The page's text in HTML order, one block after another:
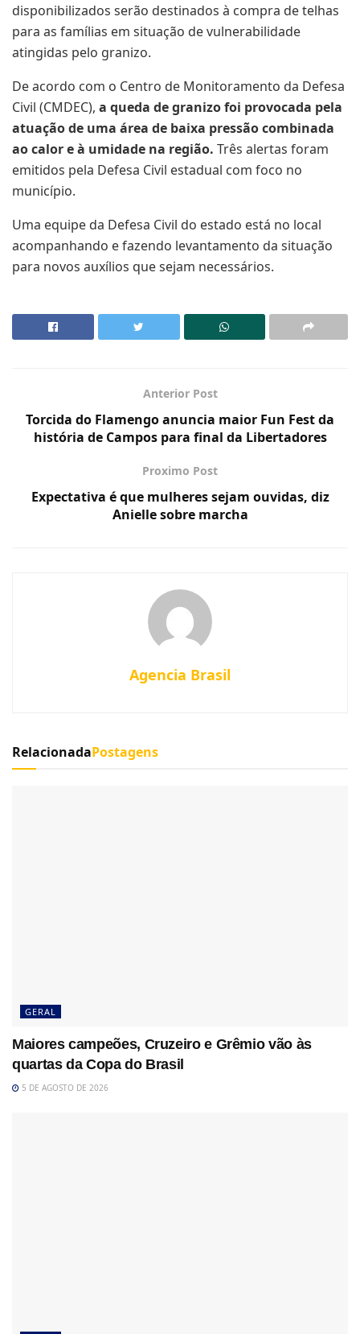
disponibilizados serão destinados à compra de telhas
para as famílias em situação de vulnerabilidade
atingidas pelo granizo.
De acordo com o Centro de Monitoramento da Defesa
Civil (CMDEC), a queda de granizo foi provocada pela
atuação de uma área de baixa pressão combinada
ao calor e à umidade na região. Três alertas foram
emitidos pela Defesa Civil estadual com foco no
município.
Uma equipe da Defesa Civil do estado está no local
acompanhando e fazendo levantamento da situação
para novos auxílios que sejam necessários.
Anterior Post
Torcida do Flamengo anuncia maior Fun Fest da
história de Campos para final da Libertadores
Proximo Post
Expectativa é que mulheres sejam ouvidas, diz
Anielle sobre marcha
Agencia Brasil
RelacionadaPostagens
GERAL
Maiores campeões, Cruzeiro e Grêmio vão às
quartas da Copa do Brasil
5 DE AGOSTO DE 2026